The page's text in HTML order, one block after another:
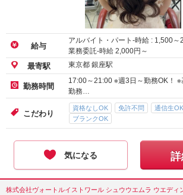
給与
アルバイト・パート-時給 : 1,500～
業務委託-時給 2,000円～
最寄駅 東京都 銀座駅
勤務時間
17:00～21:00 ※週3日～勤務OK！
勤務…
こだわり
資格なしOK 免許不問 通信生OK
ブランクOK
気になる